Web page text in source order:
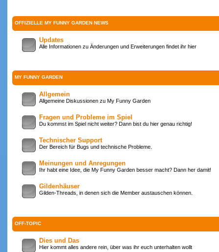
OFFIZIELLE MY FUNNY GARDEN NEWS
Updates
Alle Informationen zu Änderungen und Erweiterungen findet ihr hier
MY FUNNY GARDEN
Allgemein
Allgemeine Diskussionen zu My Funny Garden
Fragen und Probleme im Spiel
Du kommst im Spiel nicht weiter? Dann bist du hier genau richtig!
Technischer Support
Der Bereich für Bugs und technische Probleme.
Meinungen und Anregungen
Ihr habt eine Idee, die My Funny Garden besser macht? Dann her damit!
Gildenhäuser
Gilden-Threads, in denen sich die Member austauschen können.
OFF-TOPIC
Dies und Das
Hier kommt alles andere rein, über was ihr euch unterhalten wollt